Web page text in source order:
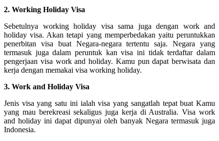
2. Working Holiday Visa
Sebetulnya working holiday visa sama juga dengan work and
holiday visa. Akan tetapi yang memperbedakan yaitu peruntukkan
penerbitan visa buat Negara-negara tertentu saja. Negara yang
termasuk juga dalam peruntuk kan visa ini tidak terdaftar dalam
pengerjaan visa work and holiday. Kamu pun dapat berwisata dan
kerja dengan memakai visa working holiday.
3. Work and Holiday Visa
Jenis visa yang satu ini ialah visa yang sangatlah tepat buat Kamu
yang mau berekreasi sekaligus juga kerja di Australia. Visa work
and holiday ini dapat dipunyai oleh banyak Negara termasuk juga
Indonesia.